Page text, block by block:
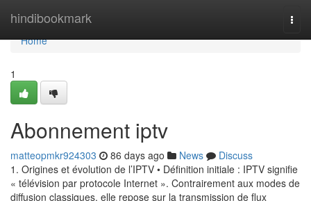
hindibookmark
Home
Home
1
Abonnement iptv
matteopmkr924303 86 days ago News
Discuss
1. Origines et évolution de l’IPTV • Définition initiale : IPTV signifie
« télévision par protocole Internet ». Contrairement aux modes de
diffusion classiques, elle repose sur la transmission de flux